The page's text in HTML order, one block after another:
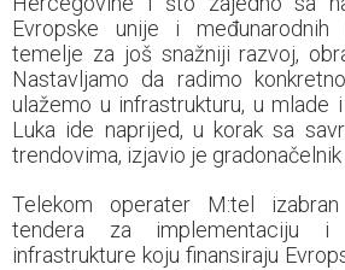
Evropske unije i međunarodnih
temelje za još snažniji razvoj,
Nastavljamo da radimo
ulažemo u infrastrukturu, u mlade
Luka ide naprijed, u korak sa
trendovima, izjavio je
Telekom operater M:tel
tendera za implementaciju i
infrastrukture koju finansiraju